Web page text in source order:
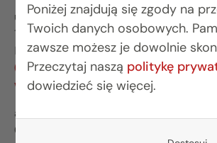
Poniżej znajdują się zgody na
Twoich danych osobowych.
zawsze możesz je dowolnie
Przeczytaj naszą politykę
dowiedzieć się więcej.
ul. Legionowa 28 lok. 202
15-281 Białystok
BIURO WARSZAWA
(22) 642 03 55
warszawa@rogowskidevelopment.pl
al. Wilanowska 67E lok. U5
02-765 Warszawa